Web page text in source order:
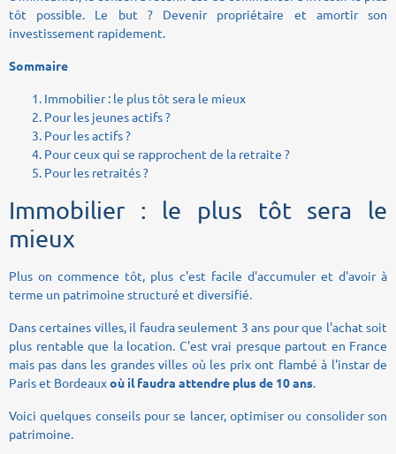
tôt possible. Le but ? Devenir propriétaire et amortir son
investissement rapidement.
Sommaire
Immobilier : le plus tôt sera le mieux
Pour les jeunes actifs ?
Pour les actifs ?
Pour ceux qui se rapprochent de la retraite ?
Pour les retraités ?
Immobilier : le plus tôt sera le
mieux
Plus on commence tôt, plus c'est facile d'accumuler et d'avoir à
terme un patrimoine structuré et diversifié.
Dans certaines villes, il faudra seulement 3 ans pour que l'achat soit
plus rentable que la location. C'est vrai presque partout en France
mais pas dans les grandes villes où les prix ont flambé à l'instar de
Paris et Bordeauxoù il faudra attendre plus de 10 ans.
Voici quelques conseils pour se lancer, optimiser ou consolider son
patrimoine.